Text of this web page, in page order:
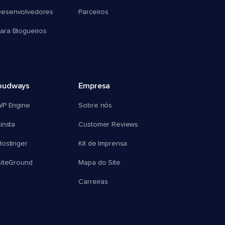
Blogueiros
Parceiros
Engine
Empresa
Sobre nós
Customer Reviews
Kit de Imprensa
Mapa do Site
Carreiras